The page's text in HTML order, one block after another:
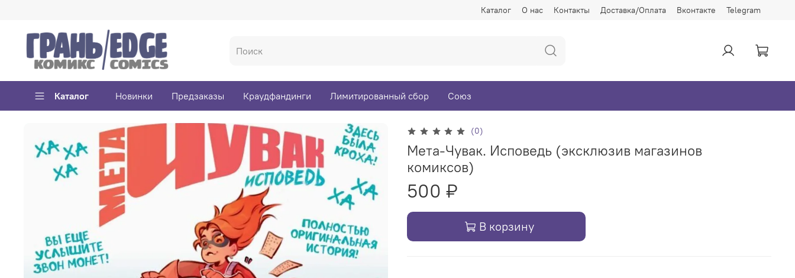
Каталог О нас Контакты Доставка/Оплата Вконтакте Telegram
Каталог Новинки Предзаказы Краудфандинги Лимитированный сбор Союз
(0)
Мета-Чувак. Исповедь (эксклюзив магазинов
комиксов)
500 ₽
В корзину